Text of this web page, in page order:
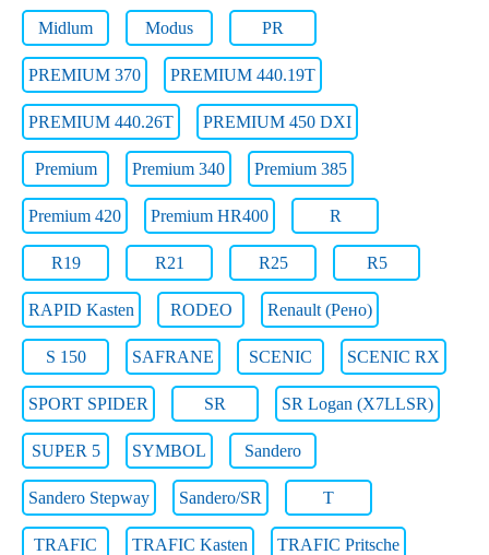
Midlum Modus PR
PREMIUM 370 PREMIUM 440.19T
PREMIUM 440.26T PREMIUM 450 DXI
Premium Premium 340 Premium 385
Premium 420 Premium HR400 R
R19 R21 R25 R5
RAPID Kasten RODEO Renault (Рено)
S 150 SAFRANE SCENIC SCENIC RX
SPORT SPIDER SR SR Logan (X7LLSR)
SUPER 5 SYMBOL Sandero
Sandero Stepway Sandero/SR T
TRAFIC TRAFIC Kasten TRAFIC Pritsche